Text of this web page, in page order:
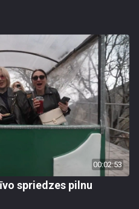
00:02:53
spriedzes pilnu